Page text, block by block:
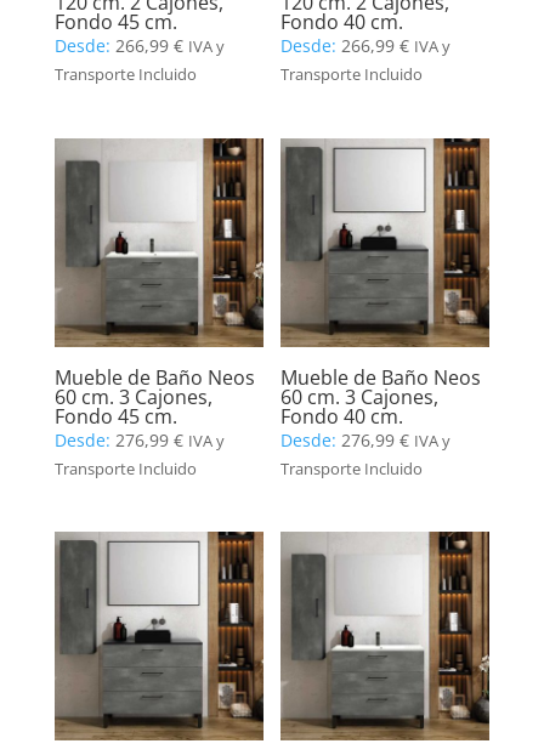
Fondo 45 cm.
Desde: 266,99 € IVA y
Transporte Incluido
Fondo 40 cm.
Desde:266,99€ IVA y
Transporte Incluido
Mueble de Baño Neos
60 cm. 3 Cajones,
Fondo 45 cm.
Desde: 276,99 € IVA y
Transporte Incluido
Mueble de Baño Neos
60 cm. 3 Cajones,
Fondo 40 cm.
Desde: 276,99€ IVA y
Transporte Incluido